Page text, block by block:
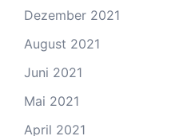
Dezember 2021
August 2021
Juni 2021
Mai 2021
April 2021